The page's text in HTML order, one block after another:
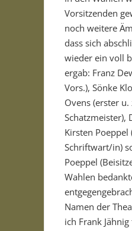
Vorsitzenden
noch weitere
dass sich
wieder ein voll
ergab: Franz
Vors.), Sönke
Ovens (erster
Schatzmeister),
Kirsten
Schriftwart/in)
Poeppel
Wahlen
Namen der
ich Frank